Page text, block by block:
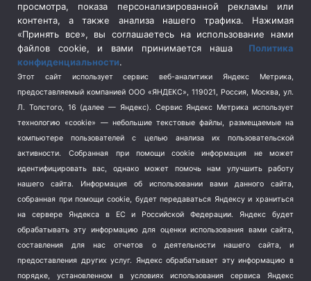
Социальная политика
(3)
Спецоперация в Украине
Спецоперация на Украине
(404)
Спорт (740)
Терроризм (1)
Транспорт (262)
Туризм (178)
Флот (76)
Школа и спорт (2)
Экология (8)
Экономика (1172)
просмотра, показа персонализированной рекламы или
контента, а также анализа нашего трафика. Нажимая
«Принять все», вы соглашаетесь на использование нами
файлов cookie, и вами принимается наша Политика
конфиденциальности.
Этот сайт использует сервис веб-аналитики Яндекс Метрика,
предоставляемый компанией ООО «ЯНДЕКС», 119021, Россия, Москва, ул.
Л. Толстого, 16 (далее — Яндекс). Сервис Яндекс Метрика использует
технологию «cookie» — небольшие текстовые файлы, размещаемые на
компьютере пользователей с целью анализа их пользовательской
активности.
Собранная при помощи cookie информация не может
идентифицировать вас, однако может помочь нам улучшить работу
нашего сайта. Информация об использовании вами данного сайта,
собранная при помощи cookie, будет передаваться Яндексу и храниться
на сервере Яндекса в ЕС и Российской Федерации. Яндекс будет
обрабатывать эту информацию для оценки использования вами сайта,
составления для нас отчетов о деятельности нашего сайта, и
предоставления других услуг. Яндекс обрабатывает эту информацию в
порядке, установленном в условиях использования сервиса Яндекс